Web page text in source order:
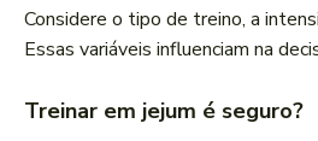
Considere o tipo de treino, a
Essas variáveis influenciam na
Treinar em jejum é seguro?